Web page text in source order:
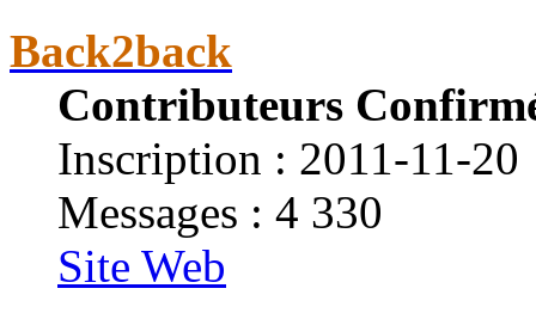
Back2back
Contributeurs
Inscription : 2011-11-20
Messages : 4 330
Site Web